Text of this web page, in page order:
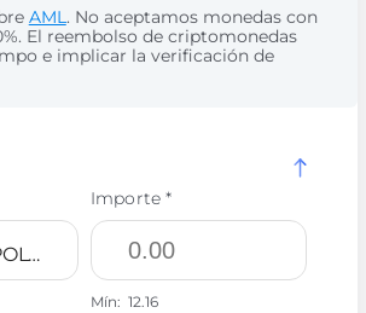
AML. No aceptamos monedas con
El reembolso de criptomonedas
e implicar la verificación de
Tether POLYGON USDT
Importe *
Mín: 12.16